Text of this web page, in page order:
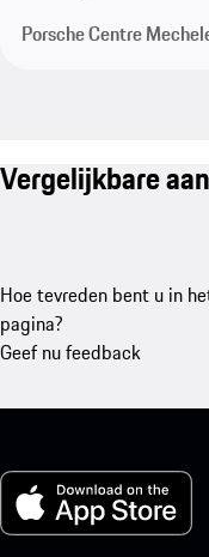
Porsche Centre
Vergelijkbare
Hoe tevreden bent u in
pagina?
Geef nu feedback